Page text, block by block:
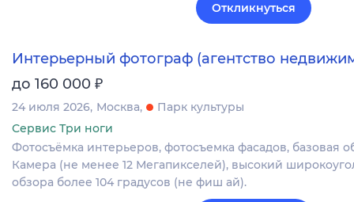
Откликнуться
Интерьерный фотограф (агентство
до 160 000 ₽
24 июля 2026 Москва
Парк культуры
Сервис Три ноги
Фотосъёмка интерьеров, фотосъемка фасадов, базовая
Камера (не менее 12 Мегапикселей), высокий
обзора более 104 градусов (не фиш ай).